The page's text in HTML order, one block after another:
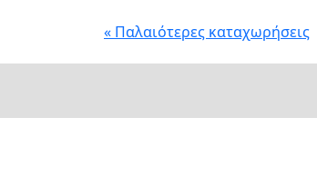
« Παλαιότερες καταχωρήσεις